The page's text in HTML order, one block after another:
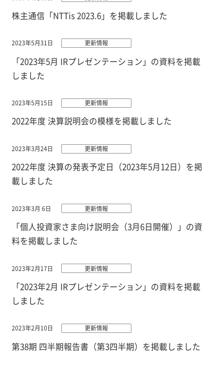
株主通信「NTTis 2023.6」を掲載しました
2023年5月31日 更新情報
「2023年5月 IRプレゼンテーション」の資料を掲載
しました
2023年5月15日 更新情報
2022年度 決算説明会の模様を掲載しました
2023年3月24日 更新情報
2022年度 決算の発表予定日（2023年5月12日）を掲
載しました
2023年3月 6日 更新情報
「個人投資家さま向け説明会（3月6日開催）」の資
料を掲載しました
2023年2月17日 更新情報
「2023年2月 IRプレゼンテーション」の資料を掲載
しました
2023年2月10日 更新情報
第38期 四半期報告書（第3四半期）を掲載しました